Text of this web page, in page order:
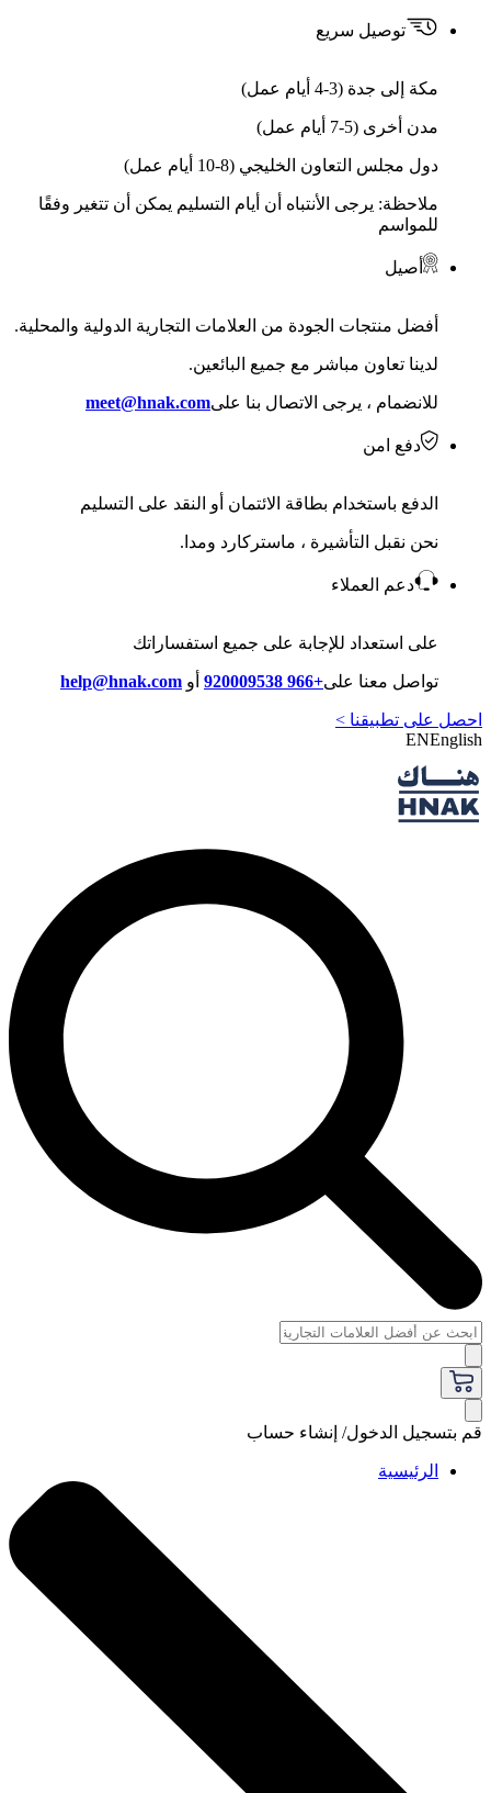
توصيل سريع
مكة إلى جدة (3-4 أيام عمل)
مدن أخرى (5-7 أيام عمل)
دول مجلس التعاون الخليجي (8-10 أيام عمل)
ملاحظة: يرجى الأنتباه أن أيام التسليم يمكن أن تتغير وفقًا
للمواسم
أصيل
أفضل منتجات الجودة من العلامات التجارية الدولية والمحلية.
لدينا تعاون مباشر مع جميع البائعين.
للانضمام ، يرجى الاتصال بنا علىmeet@hnak.com
دفع امن
الدفع باستخدام بطاقة الائتمان أو النقد على التسليم
نحن نقبل التأشيرة ، ماستركارد ومدا.
دعم العملاء
على استعداد للإجابة على جميع استفساراتك
تواصل معنا على+966 920009538 أو help@hnak.com
احصل على تطبيقنا >
ENEnglish
قم بتسجيل الدخول/ إنشاء حساب
الرئيسية